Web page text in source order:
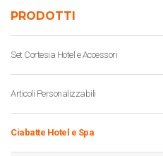
PRODOTTI
Set Cortesia Hotel e Accessori
Articoli Personalizzabili
Ciabatte Hotel e Spa